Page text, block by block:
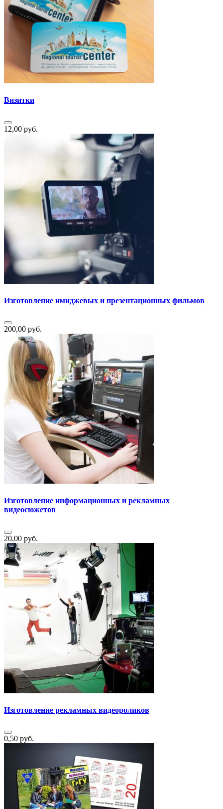
Визитки
12,00 руб.
Изготовление имиджевых и презентационных фильмов
200,00 руб.
Изготовление информационных и рекламных
видеосюжетов
20,00 руб.
Изготовление рекламных видеороликов
0,50 руб.